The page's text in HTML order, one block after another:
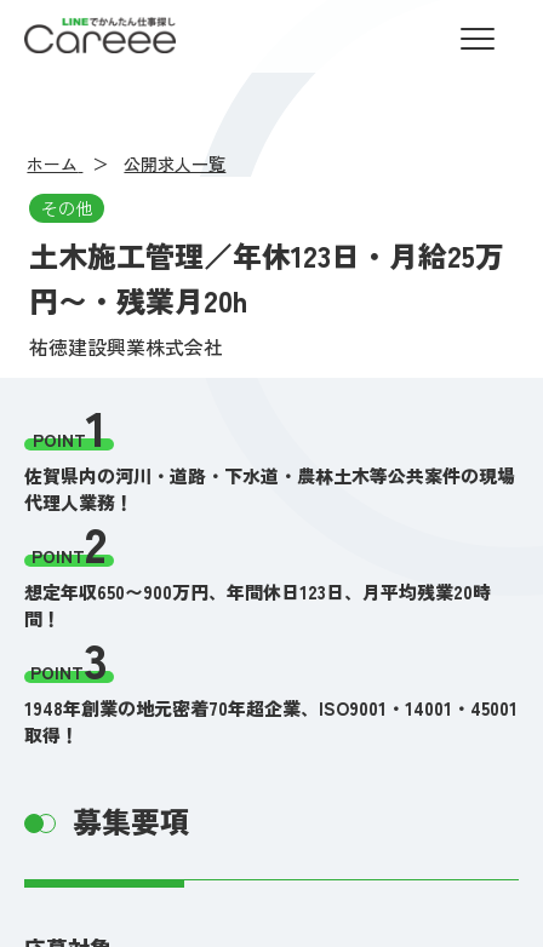
LINEでかんたん仕事探し Careee
ホーム
公開求人一覧
その他
土木施工管理／年休123日・月給25万
円〜・残業月20h
祐徳建設興業株式会社
POINT1
佐賀県内の河川・道路・下水道・農林土木等公共案件の現場
代理人業務！
POINT2
想定年収650〜900万円、年間休日123日、月平均残業20時
間！
POINT3
1948年創業の地元密着70年超企業、ISO9001・14001・45001
取得！
募集要項